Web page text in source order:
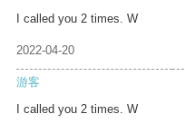
I called you 2 times. W
2022-04-20
游客
I called you 2 times. W